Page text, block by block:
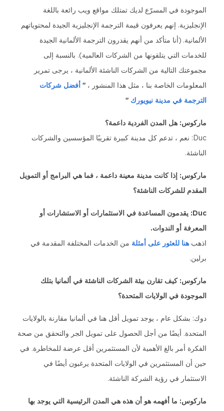
الموجودة في المسرّع لديك تمتلك مواقع ويب رائعة باللغة
الإنجليزية. إنهم يعرفون قيمة الترجمة الإنجليزية الجيدة لمحتوياتهم
الألمانية. (أنا متأكد من أنهم يقدرون الترجمة الألمانية الجيدة
للخدمات التي يتلقونها من الشركات العالمية). بالنسبة إلى
مجموعتك التالية من الشركات الناشئة الألمانية ، يرجى تمرير
المعلومات الخاصة بنا ، مثل هذا المنشور ، "أفضل شركات
الترجمة في مدينة نيويورك "
ماركوس: هل المدن الفردية داعمة؟
Duc: نعم ، تدعم كل مدينة كبيرة تقريبًا المؤسسين والشركات
الناشئة.
ماركوس: إذا كانت مدينة معينة داعمة ، فما هي البرامج أو التمويل
المقدم للشركات الناشئة؟
Duc: يقدمون المساعدة في الاستثمارات أو الاستشارات أو
المعرفة أو الندوات.
اذهب هنا للعثور على أمثلة من الخدمات المختلفة المقدمة في
برلين.
ماركوس: كيف تقارن بيئة الشركات الناشئة في ألمانيا بتلك
الموجودة في الولايات المتحدة؟
دوك: بشكل عام ، يوجد تمويل أقل هنا في ألمانيا مقارنة بالولايات
المتحدة. أيضًا من أجل الحصول على تمويل الجر والتحقق من صحة
الفكرة أمر بالغ الأهمية لأن المستثمرين أقل عرضة للمخاطرة. في
حين أن المستثمرين في الولايات المتحدة يرغبون أيضًا في
الاستثمار في رؤية الشركة الناشئة.
ماركوس: ما أفهمه هو أن هذه هي المدن الرئيسية التي يوجد بها